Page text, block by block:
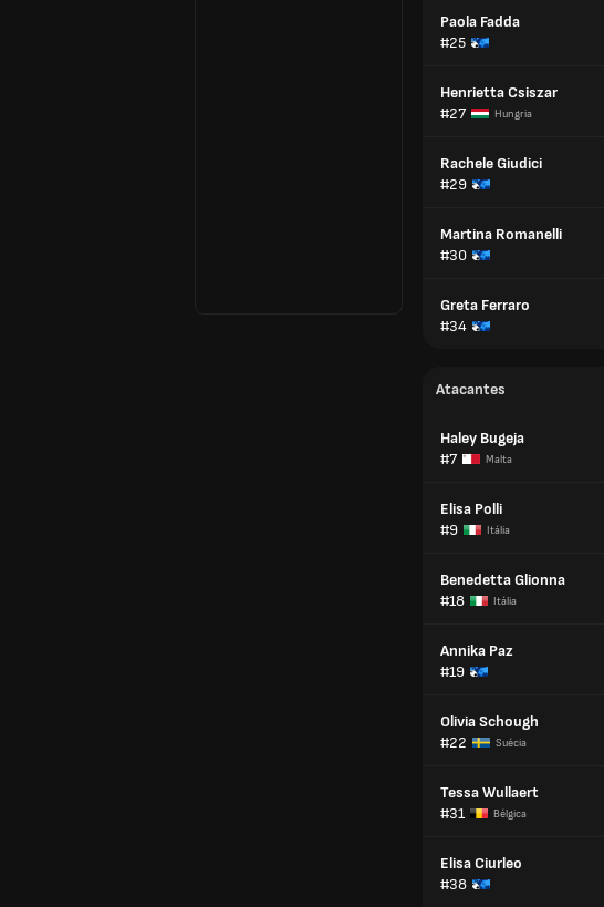
Paola Fadda
#25
Henrietta Csiszar
#27
Hungria
Rachele Giudici
#29
Martina Romanelli
#30
Greta Ferraro
#34
Atacantes
Haley Bugeja
#7
Malta
Elisa Polli
#9
Itália
Benedetta Glionna
#18
Itália
Annika Paz
#19
Olivia Schough
#22
Suécia
Tessa Wullaert
#31
Bélgica
Elisa Ciurleo
#38